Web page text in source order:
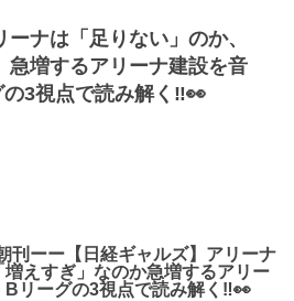
ーナは「足りない」のか、
急増するアリーナ建設を音
3視点で読み解く‼️👀
刊ーー 【日経ギャルズ】 アリーナ
えすぎ」なのか急増するアリー
リーグの3視点で読み解く‼️👀